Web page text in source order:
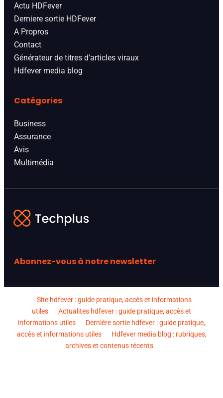
Actu HDFever
Derniere sortie HDFever
A Propros
Contact
Générateur de titres d'articles viraux
Hdfever media blog
Catégories
Business
Assurance
Avis
Multimédia
Abonnez-vous à notre newsletter
Site hdfever : guide pratique, accès et informations
utiles
Actualites hdfever : guide pratique, accès et
informations utiles
Dernière sortie hdfever : guide pratique,
accès et informations utiles
Hdfever media blog : rubriques,
archives et contenus récents